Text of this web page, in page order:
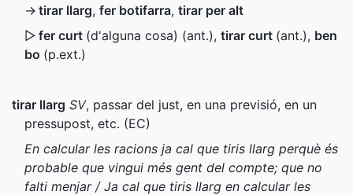
→ tirar llarg, fer botifarra, tirar per alt
▷ fer curt (d'alguna cosa) (ant.), tirar curt (ant.), ben
bo (p.ext.)
tirar llarg SV, passar del just, en una previsió, en un
pressupost, etc. (EC)
En calcular les racions ja cal que tiris llarg perquè és
probable que vingui més gent del compte; que no
falti menjar / Ja cal que tiris llarg en calcular les